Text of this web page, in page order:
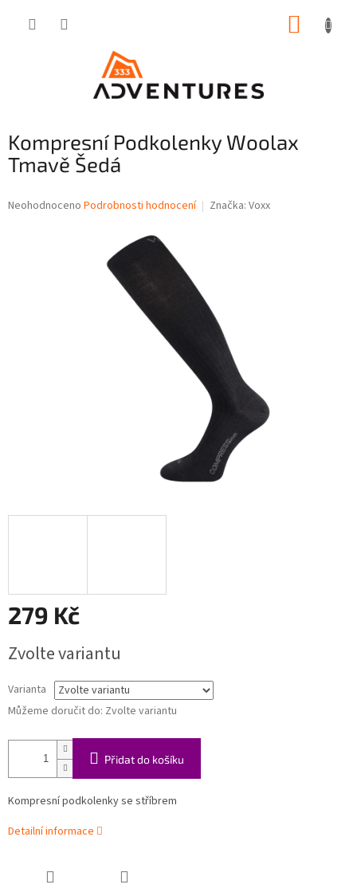
Kompresní Podkolenky Woolax
Tmavě Šedá
Průměrné
Neohodnoceno Podrobnosti hodnocení Značka: Voxx
279 Kč
cena:
Zvolte variantu
Varianta
Můžeme doručit do: Zvolte variantu
Přidat do košíku
Kompresní podkolenky se stříbrem
Detailní informace